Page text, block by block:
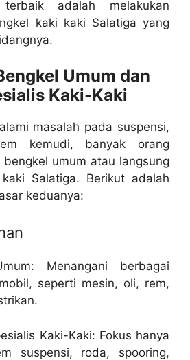
adalah melakukan
kaki kaki Salatiga yang
Umum dan
Kaki-Kaki
masalah pada suspensi,
kemudi, banyak orang
umum atau langsung
Salatiga. Berikut adalah
keduanya:
Menangani berbagai
seperti mesin, oli, rem,
Kaki-Kaki: Fokus hanya
suspensi, roda, spooring,